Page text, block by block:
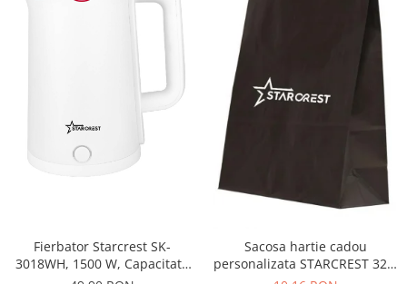
Fierbator Starcrest SK-
3018WH, 1500 W, Capacitate
Sacosa hartie cadou
personalizata STARCREST 32 x